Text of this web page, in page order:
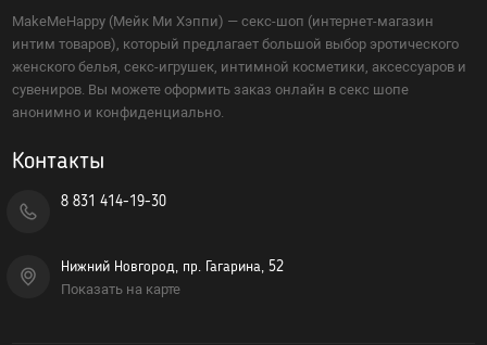
MakeMeHappy (Мейк Ми Хэппи) — секс-шоп (интернет-магазин
интим товаров), который предлагает большой выбор эротического
женского белья, секс-игрушек, интимной косметики, аксессуаров и
сувениров. Вы можете оформить заказ онлайн в секс шопе
анонимно и конфиденциально.
Контакты
8 831 414-19-30
Нижний Новгород, пр. Гагарина, 52
Показать на карте